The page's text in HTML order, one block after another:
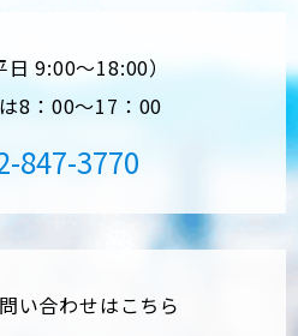
9:00～18:00）
8：00～17：00
847-3770
い合わせはこちら